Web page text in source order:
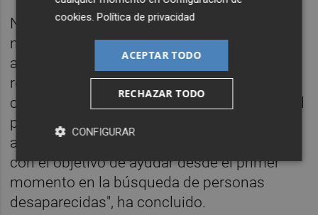
No obstante, Vallés ha incidido en que "el
modelo está ideado como herramienta de
apoyo". "Es fruto de un trabajo de
recopilación de datos y de muchas horas de
cálculo, con datos registrados de la Dana del
pasado 29 de octubre, pero que se podría
aplicar en cualquier otro episodio similar,
con el objetivo de ayudar desde el primer
momento en la búsqueda de personas
desaparecidas", ha concluido.
cookies.Política de privacidad
ACEPTAR TODO
RECHAZAR TODO
CONFIGURAR